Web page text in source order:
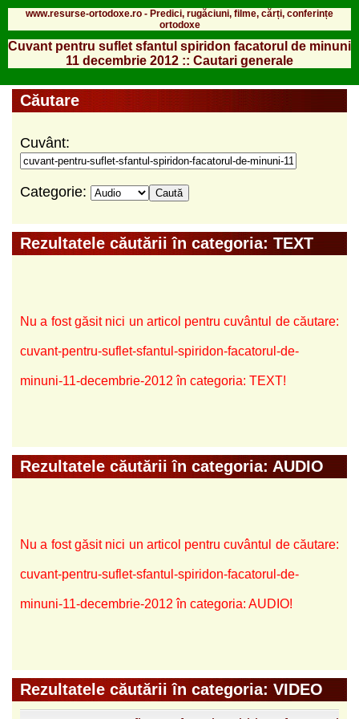
www.resurse-ortodoxe.ro - Predici, rugăciuni, filme, cărți, conferințe
ortodoxe
Cuvant pentru suflet sfantul spiridon facatorul de minuni
11 decembrie 2012 :: Cautari generale
Căutare
Cuvânt:
Categorie:
Rezultatele căutării în categoria: TEXT
Nu a fost găsit nici un articol pentru cuvântul de căutare:
cuvant-pentru-suflet-sfantul-spiridon-facatorul-de-
minuni-11-decembrie-2012 în categoria: TEXT!
Rezultatele căutării în categoria: AUDIO
Nu a fost găsit nici un articol pentru cuvântul de căutare:
cuvant-pentru-suflet-sfantul-spiridon-facatorul-de-
minuni-11-decembrie-2012 în categoria: AUDIO!
Rezultatele căutării în categoria: VIDEO